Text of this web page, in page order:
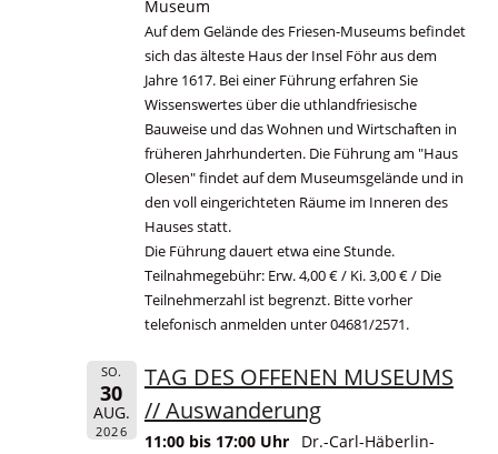
Museum
Auf dem Gelände des Friesen-Museums befindet
sich das älteste Haus der Insel Föhr aus dem
Jahre 1617. Bei einer Führung erfahren Sie
Wissenswertes über die uthlandfriesische
Bauweise und das Wohnen und Wirtschaften in
früheren Jahrhunderten. Die Führung am "Haus
Olesen" findet auf dem Museumsgelände und in
den voll eingerichteten Räume im Inneren des
Hauses statt.
Die Führung dauert etwa eine Stunde.
Teilnahmegebühr: Erw. 4,00 € / Ki. 3,00 € / Die
Teilnehmerzahl ist begrenzt. Bitte vorher
telefonisch anmelden unter 04681/2571.
SO.
30
AUG.
2026
TAG DES OFFENEN MUSEUMS
// Auswanderung
11:00 bis 17:00 Uhr
Dr.-Carl-Häberlin-